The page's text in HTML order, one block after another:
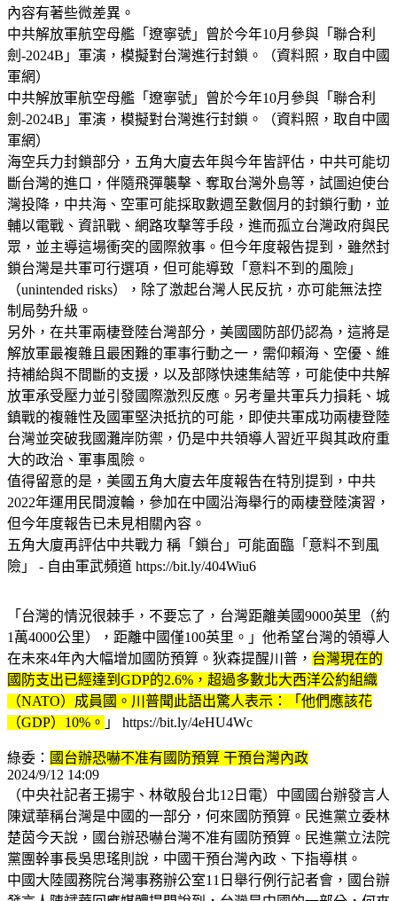
內容有著些微差異。
中共解放軍航空母艦「遼寧號」曾於今年10月參與「聯合利
劍-2024B」軍演，模擬對台灣進行封鎖。（資料照，取自中國
軍網）
中共解放軍航空母艦「遼寧號」曾於今年10月參與「聯合利
劍-2024B」軍演，模擬對台灣進行封鎖。（資料照，取自中國
軍網）
海空兵力封鎖部分，五角大廈去年與今年皆評估，中共可能切
斷台灣的進口，伴隨飛彈襲擊、奪取台灣外島等，試圖迫使台
灣投降，中共海、空軍可能採取數週至數個月的封鎖行動，並
輔以電戰、資訊戰、網路攻擊等手段，進而孤立台灣政府與民
眾，並主導這場衝突的國際敘事。但今年度報告提到，雖然封
鎖台灣是共軍可行選項，但可能導致「意料不到的風險」
（unintended risks），除了激起台灣人民反抗，亦可能無法控
制局勢升級。
另外，在共軍兩棲登陸台灣部分，美國國防部仍認為，這將是
解放軍最複雜且最困難的軍事行動之一，需仰賴海、空優、維
持補給與不間斷的支援，以及部隊快速集結等，可能使中共解
放軍承受壓力並引發國際激烈反應。另考量共軍兵力損耗、城
鎮戰的複雜性及國軍堅決抵抗的可能，即使共軍成功兩棲登陸
台灣並突破我國灘岸防禦，仍是中共領導人習近平與其政府重
大的政治、軍事風險。
值得留意的是，美國五角大廈去年度報告在特別提到，中共
2022年運用民間渡輪，參加在中國沿海舉行的兩棲登陸演習，
但今年度報告已未見相關內容。
五角大廈再評估中共戰力 稱「鎖台」可能面臨「意料不到風
險」 - 自由軍武頻道 https://bit.ly/404Wiu6
「台灣的情況很棘手，不要忘了，台灣距離美國9000英里（約
1萬4000公里），距離中國僅100英里。」他希望台灣的領導人
在未來4年內大幅增加國防預算。狄森提醒川普， 台灣現在的
國防支出已經達到GDP的2.6%，超過多數北大西洋公約組織
（NATO）成員國。川普聞此語出驚人表示：「他們應該花
（GDP）10%。 」 https://bit.ly/4eHU4Wc
綠委： 國台辦恐嚇不准有國防預算 干預台灣內政
2024/9/12 14:09
（中央社記者王揚宇、林敬殷台北12日電）中國國台辦發言人
陳斌華稱台灣是中國的一部分，何來國防預算。民進黨立委林
楚茵今天說，國台辦恐嚇台灣不准有國防預算。民進黨立法院
黨團幹事長吳思瑤則說，中國干預台灣內政、下指導棋。
中國大陸國務院台灣事務辦公室11日舉行例行記者會，國台辦